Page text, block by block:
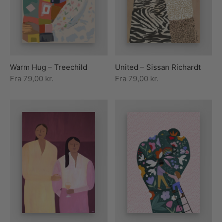
Warm Hug – Treechild
Fra 79,00 kr.
United – Sissan Richardt
Fra 79,00 kr.
plakater
i pastelfarver
plakater
til sommerhuset
plakater
med kvinder